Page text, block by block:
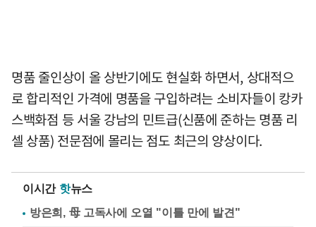
명품 줄인상이 올 상반기에도 현실화 하면서, 상대적으
로 합리적인 가격에 명품을 구입하려는 소비자들이 캉카
스백화점 등 서울 강남의 민트급(신품에 준하는 명품 리
셀 상품) 전문점에 몰리는 점도 최근의 양상이다.
이시간 핫뉴스
방은희, 母 고독사에 오열 "이틀 만에 발견"